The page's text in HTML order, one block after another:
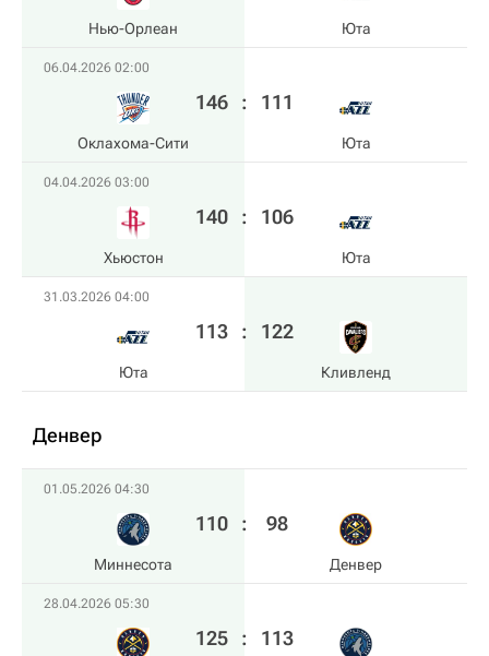
Нью-Орлеан Юта
06.04.2026 02:00
Оклахома-Сити
146 : 111
Юта
04.04.2026 03:00
Хьюстон
140 : 106
Юта
31.03.2026 04:00
Юта
113 : 122
Кливленд
Денвер
01.05.2026 04:30
Миннесота
110 : 98
Денвер
28.04.2026 05:30
125 : 113